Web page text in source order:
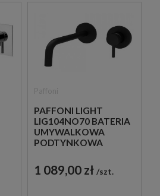
PAFFONI LIGHT
LIG104NO70 BATERIA
UMYWALKOWA
PODTYNKOWA
CZARNA
1 089,00 zł szt.